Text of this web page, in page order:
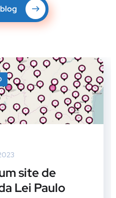
site de
Lei Paulo